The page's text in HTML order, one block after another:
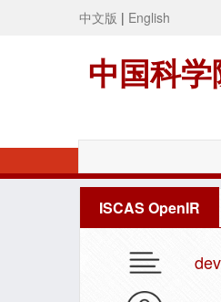
中文版 | English
中国科
ISCAS OpenIR